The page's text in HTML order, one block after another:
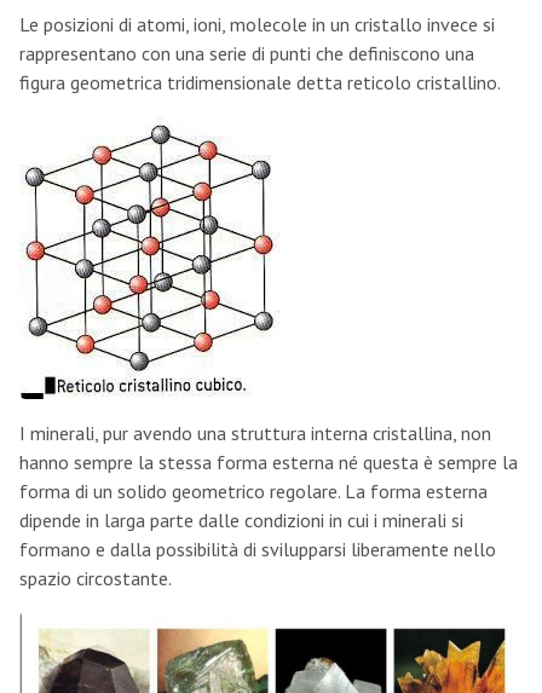
Le posizioni di atomi, ioni, molecole in un cristallo invece si
rappresentano con una serie di punti che definiscono una
figura geometrica tridimensionale detta reticolo cristallino.
I minerali, pur avendo una struttura interna cristallina, non
hanno sempre la stessa forma esterna né questa è sempre la
forma di un solido geometrico regolare. La forma esterna
dipende in larga parte dalle condizioni in cui i minerali si
formano e dalla possibilità di svilupparsi liberamente nello
spazio circostante.